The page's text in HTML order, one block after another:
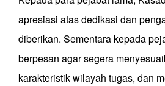
apresiasi atas dedikasi dan
diberikan. Sementara kepada
berpesan agar segera
karakteristik wilayah tugas, dan